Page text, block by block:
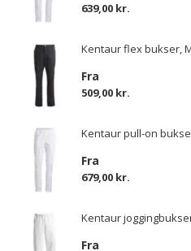
639,00 kr.
Kentaur flex bukser,
Fra
509,00 kr.
Kentaur pull-on
Fra
679,00 kr.
Kentaur
Fra